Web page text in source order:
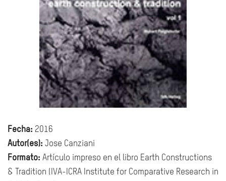
Fecha: 2016
Autor(es): Jose Canziani
Formato: Artículo impreso en el libro Earth Constructions
& Tradition (IVA-ICRA Institute for Comparative Research in